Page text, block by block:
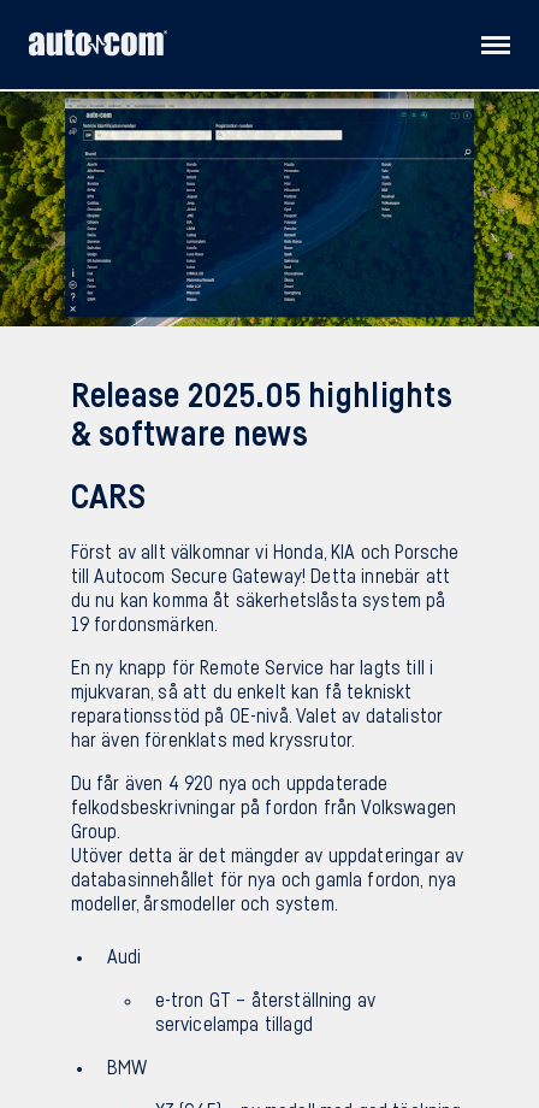
Produkter
Kundanpassade lösningar
Distributörer
Teknisk support
Om oss
Sv En
Release 2025.05 highlights
& software news
CARS
Först av allt välkomnar vi Honda, KIA och Porsche
till Autocom Secure Gateway! Detta innebär att
du nu kan komma åt säkerhetslåsta system på
19 fordonsmärken.
En ny knapp för Remote Service har lagts till i
mjukvaran, så att du enkelt kan få tekniskt
reparationsstöd på OE-nivå. Valet av datalistor
har även förenklats med kryssrutor.
Du får även 4 920 nya och uppdaterade
felkodsbeskrivningar på fordon från Volkswagen
Group.
Utöver detta är det mängder av uppdateringar av
databasinnehållet för nya och gamla fordon, nya
modeller, årsmodeller och system.
Audi
e-tron GT – återställning av
servicelampa tillagd
BMW